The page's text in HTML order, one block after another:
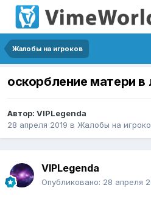
Жалобы на игроков
оскорбление матери в
Автор: VIPLegenda
28 апреля 2019 в Жалобы на
VIPLegenda
Опубликовано: 28 апреля